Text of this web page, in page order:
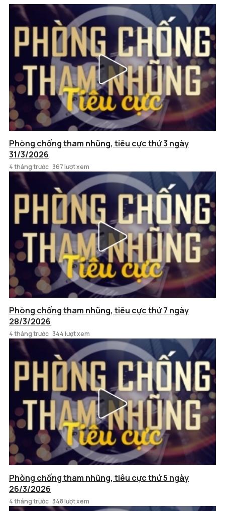
Phòng chống tham nhũng, tiêu cực thứ 3 ngày
31/3/2026
4 tháng trước 367 lượt xem
Phòng chống tham nhũng, tiêu cực thứ 7 ngày
28/3/2026
4 tháng trước 344 lượt xem
Phòng chống tham nhũng, tiêu cực thứ 5 ngày
26/3/2026
4 tháng trước 348 lượt xem